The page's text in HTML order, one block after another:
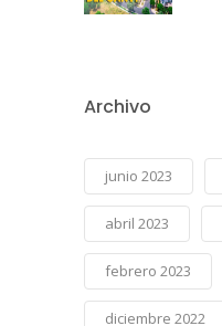
Archivo
junio 2023
abril 2023
febrero 2023
diciembre 2022